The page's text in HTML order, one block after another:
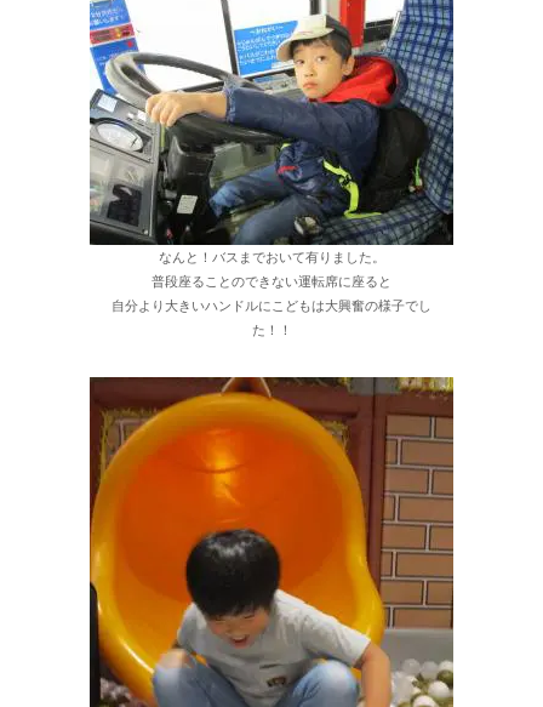
なんと！バスまでおいて有りました。
普段座ることのできない運転席に座ると
自分より大きいハンドルにこどもは大興奮の様子でし
た！！